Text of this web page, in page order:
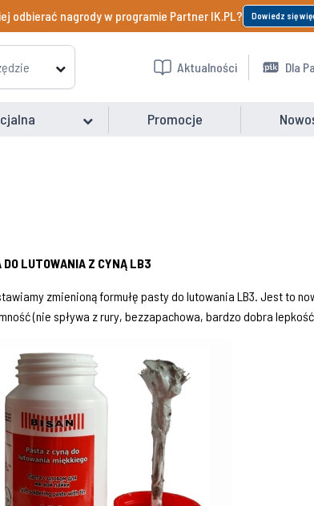
odbierać nagrody w programie Partner IK.PL? Dowiedz się
Aktualności Dla
Promocje
DO LUTOWANIA Z CYNĄ LB3
zmienioną formułę pasty do lutowania LB3. Jest to
(nie spływa z rury, bezzapachowa, bardzo dobra